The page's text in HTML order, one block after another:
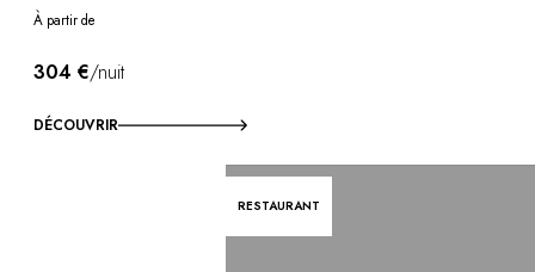
À partir de
304 €/nuit
DÉCOUVRIR
RESTAURANT